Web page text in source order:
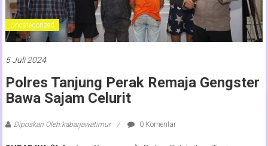
Uncategorized
5 Juli 2024
Polres Tanjung Perak Remaja Gengster
Bawa Sajam Celurit
Diposkan Oleh:kabarjawatimur 0 Komentar